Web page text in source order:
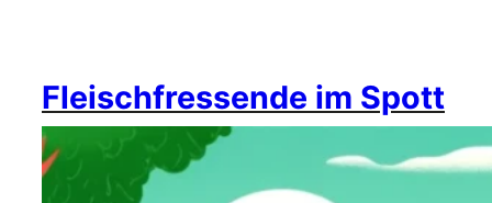
Fleischfressende im Spott